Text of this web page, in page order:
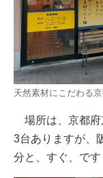
天然素材にこだわる
場所は、京都府
3台ありますが、
分と、すぐ、です